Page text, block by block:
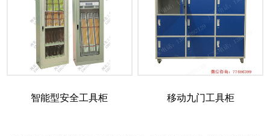
智能型安全工具柜 移动九门工具柜